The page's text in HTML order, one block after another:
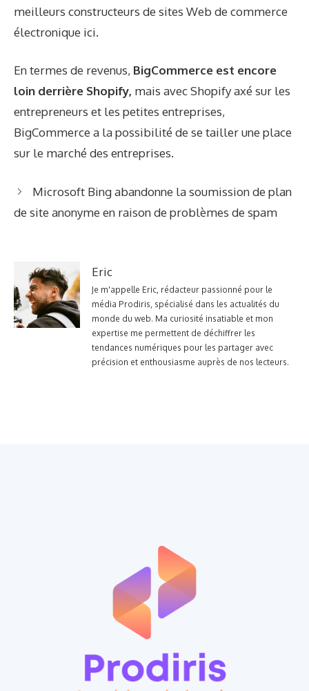
meilleurs constructeurs de sites Web de commerce
électronique ici.
En termes de revenus, BigCommerce est encore
loin derrière Shopify, mais avec Shopify axé sur les
entrepreneurs et les petites entreprises,
BigCommerce a la possibilité de se tailler une place
sur le marché des entreprises.
Microsoft Bing abandonne la soumission de plan
de site anonyme en raison de problèmes de spam
Eric
Je m'appelle Eric, rédacteur passionné pour le
média Prodiris, spécialisé dans les actualités du
monde du web. Ma curiosité insatiable et mon
expertise me permettent de déchiffrer les
tendances numériques pour les partager avec
précision et enthousiasme auprès de nos lecteurs.